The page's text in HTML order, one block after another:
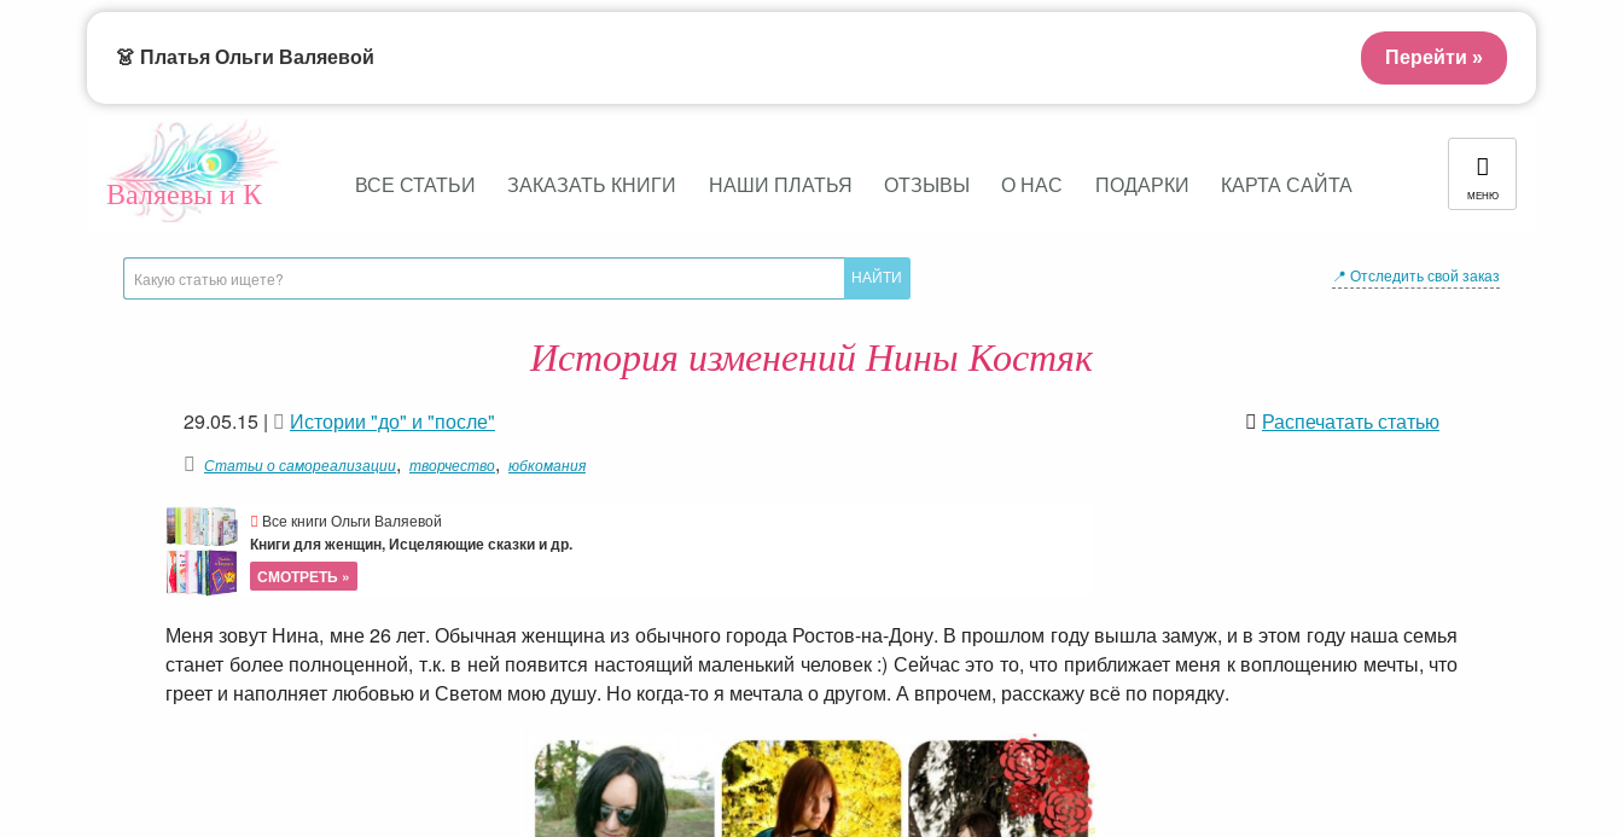
Валяевы и К ВСЕ СТАТЬИ ЗАКАЗАТЬ КНИГИ НАШИ ПЛАТЬЯ ОТЗЫВЫ О НАС ПОДАРКИ КАРТА САЙТА МЕНЮ
📍 Отследить свой заказ
История изменений Нины Костяк
29.05.15 | Истории "до" и "после"
Статьи о самореализации, творчество, юбкомания
Распечатать статью
Все книги Ольги Валяевой
Книги для женщин, Исцеляющие сказки и др.
СМОТРЕТЬ »
Меня зовут Нина, мне 26 лет. Обычная женщина из обычного города Ростов-на-Дону. В прошлом году вышла замуж, и в этом году наша семья
станет более полноценной, т.к. в ней появится настоящий маленький человек :) Сейчас это то, что приближает меня к воплощению мечты, что
греет и наполняет любовью и Светом мою душу. Но когда-то я мечтала о другом. А впрочем, расскажу всё по порядку.
👗 Платья Ольги Валяевой Перейти »